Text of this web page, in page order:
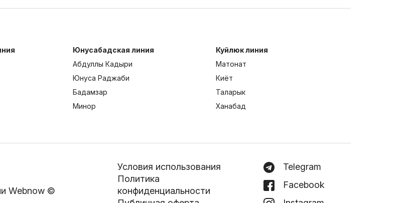
Юнусабадская линия
Абдуллы Кадыри
Юнуса Раджаби
Бадамзар
Минор
Куйлюк линия
Матонат
Киёт
Таларык
Ханабад
Webnow ©
Условия использования
Политика
конфиденциальности
Telegram
Facebook